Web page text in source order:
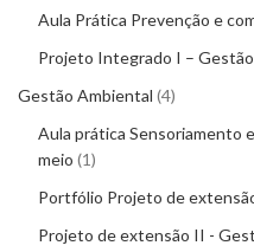
Aula Prática Prevenção e
Projeto Integrado I – Gestão
Gestão Ambiental 4
Aula prática Sensoriamento
meio 1
Portfólio Projeto de
Projeto de extensão II -